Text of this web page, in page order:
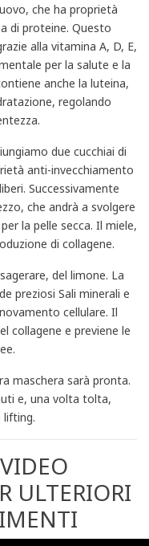
che ha proprietà
di proteine. Questo
alla vitamina A, D, E,
per la salute e la
anche la luteina,
regolando
due cucchiai di
anti-invecchiamento
Successivamente
che andrà a svolgere
la pelle secca. Il miele,
di collagene.
del limone. La
preziosi Sali minerali e
cellulare. Il
collagene e previene le
maschera sarà pronta.
e, una volta tolta,
lifting.
ULTERIORI